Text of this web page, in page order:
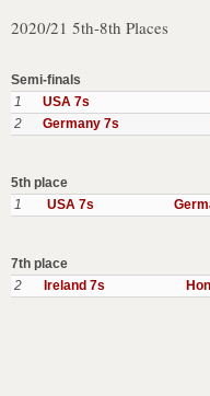
2020/21 5th-8th Places
Semi-finals
1
USA 7s
2
Germany 7s
5th place
1
USA 7s
7th place
2
Ireland 7s